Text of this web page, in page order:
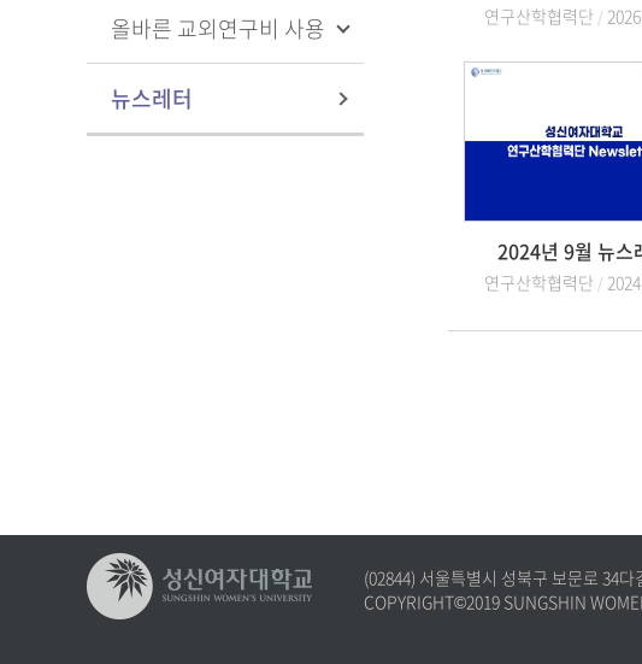
올바른 교외연구비 사용
뉴스레터
연구산학협력단
2024년 9월 뉴스
연구산학협력단
(02844) 서울특별시 성북구 보문로 34
COPYRIGHT©2019 SUNGSHIN